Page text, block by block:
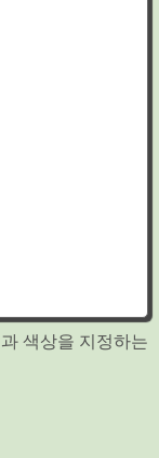
색상을 지정하는